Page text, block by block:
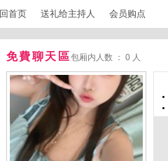
回首页 送礼给主持人 会员购点
免費聊天區包厢内人数 ： 0 人